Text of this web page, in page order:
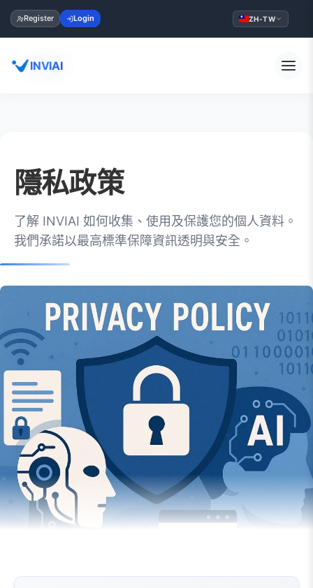
Register Login ZH-TW
INVIAI
隱私政策
了解 INVIAI 如何收集、使用及保護您的個人資料。
我們承諾以最高標準保障資訊透明與安全。